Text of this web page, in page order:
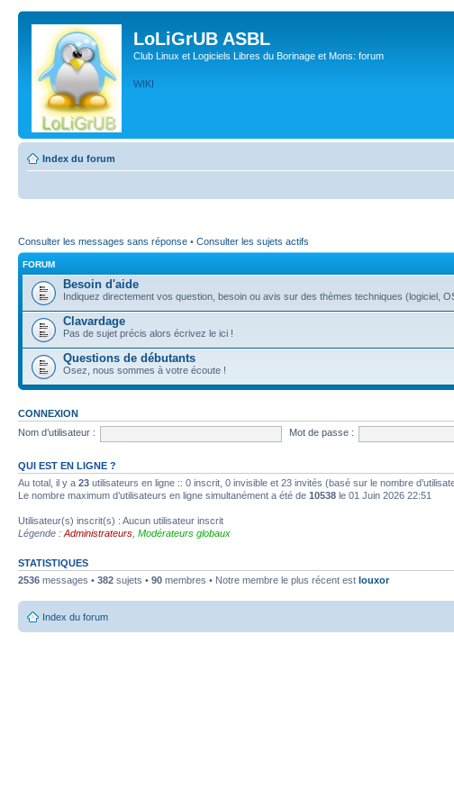
LoLiGrUB ASBL
Club Linux et Logiciels Libres du Borinage et Mons: forum
WIKI
Index du forum
Consulter les messages sans réponse • Consulter les sujets actifs
FORUM
Besoin d'aide
Indiquez directement vos question, besoin ou avis sur des thèmes techniques (logiciel,
Clavardage
Pas de sujet précis alors écrivez le ici !
Questions de débutants
Osez, nous sommes à votre écoute !
CONNEXION
Nom d’utilisateur :
Mot de passe :
QUI EST EN LIGNE ?
Au total, il y a 23 utilisateurs en ligne :: 0 inscrit, 0 invisible et 23 invités (basé sur le nombre
Le nombre maximum d’utilisateurs en ligne simultanément a été de 10538 le 01 Juin 2026 22:51
Utilisateur(s) inscrit(s) : Aucun utilisateur inscrit
Légende : Administrateurs Modérateurs globaux
STATISTIQUES
2536 messages • 382 sujets • 90 membres • Notre membre le plus récent est louxor
Index du forum